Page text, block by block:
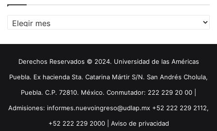
Archivos
Derechos Reservados © 2024. Universidad de las Américas
Puebla. Ex hacienda Sta. Catarina Mártir S/N. San Andrés Cholula,
Puebla. C.P. 72810. México. Conmutador: 222 229 20 00 |
Admisiones: informes.nuevoingreso@udlap.mx +52 222 229 2112,
+52 222 229 2000 | Aviso de privacidad